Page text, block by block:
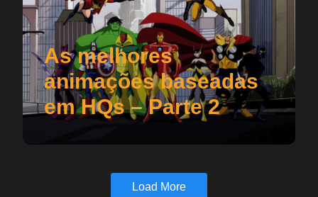
As melhores
animações baseadas
em HQs – Parte 2
Load More